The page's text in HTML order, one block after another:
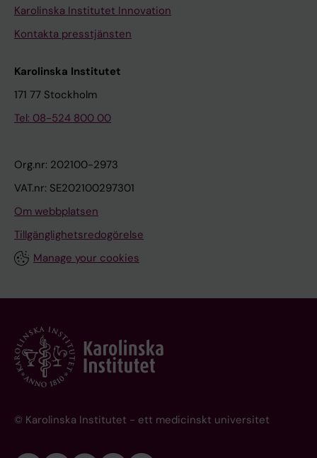
Karolinska Institutet Innovation
Kontakta presstjänsten
Karolinska Institutet
171 77 Stockholm
Tel: 08-524 800 00
Org.nr: 202100-2973
VAT.nr: SE202100297301
Om webbplatsen
Tillgänglighetsredogörelse
Manage your cookies
© Karolinska Institutet - ett medicinskt universitet